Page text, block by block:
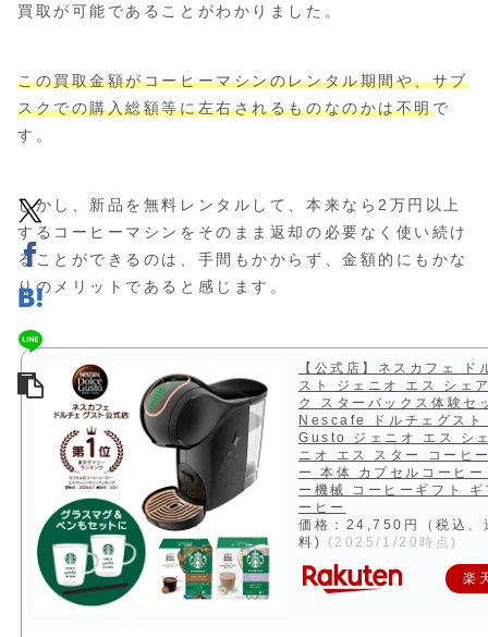
買取が可能であることがわかりました。
この買取金額がコーヒーマシンのレンタル期間や、サブ
スクでの購入総額等に左右されるものなのかは不明で
す。
しかし、新品を無料レンタルして、本来なら2万円以上
するコーヒーマシンをそのまま返却の必要なく使い続け
ることができるのは、手間もかからず、金額的にもかな
りのメリットであると感じます。
【公式店】ネスカフェ ド
スト ジェニオ エス シェ
ク スターバックス体験セ
Nescafe ドルチェグス
Gusto ジェニオ エス シ
ニオ エス スター コーヒ
ー 本体 カプセルコーヒ
ー機械 コーヒーギフト
ーヒー
価格：24,750円（税込、
料)
(2025/1/20時点)
楽